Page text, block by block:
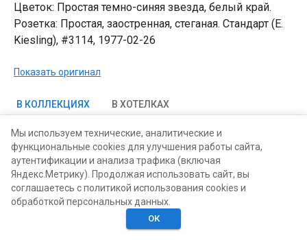
Цветок: Простая темно-синяя звезда, белый край.
Розетка: Простая, заостренная, стеганая. Стандарт (E.
Kiesling), #3114, 1977-02-26
Показать оригинал
В КОЛЛЕКЦИЯХ В ХОТЕЛКАХ
Хотелки
Мы используем технические, аналитические и
функциональные cookies для улучшения работы сайта,
аутентификации и анализа трафика (включая
Яндекс.Метрику). Продолжая использовать сайт, вы
соглашаетесь с политикой использования cookies и
обработкой персональных данных.
ОК